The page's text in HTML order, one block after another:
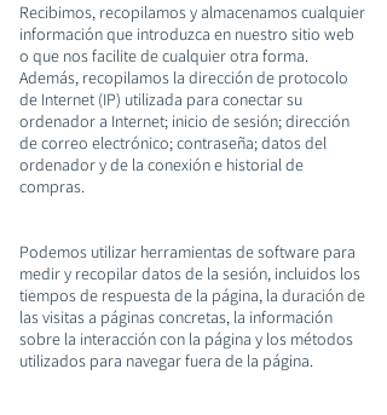
Recibimos, recopilamos y almacenamos cualquier
información que introduzca en nuestro sitio web
o que nos facilite de cualquier otra forma.
Además, recopilamos la dirección de protocolo
de Internet (IP) utilizada para conectar su
ordenador a Internet; inicio de sesión; dirección
de correo electrónico; contraseña; datos del
ordenador y de la conexión e historial de
compras.
Podemos utilizar herramientas de software para
medir y recopilar datos de la sesión, incluidos los
tiempos de respuesta de la página, la duración de
las visitas a páginas concretas, la información
sobre la interacción con la página y los métodos
utilizados para navegar fuera de la página.